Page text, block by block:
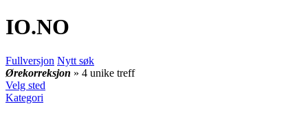
IO.NO
Fullversjon Nytt søk
Ørekorreksjon » 4 unike treff
Velg sted
Kategori